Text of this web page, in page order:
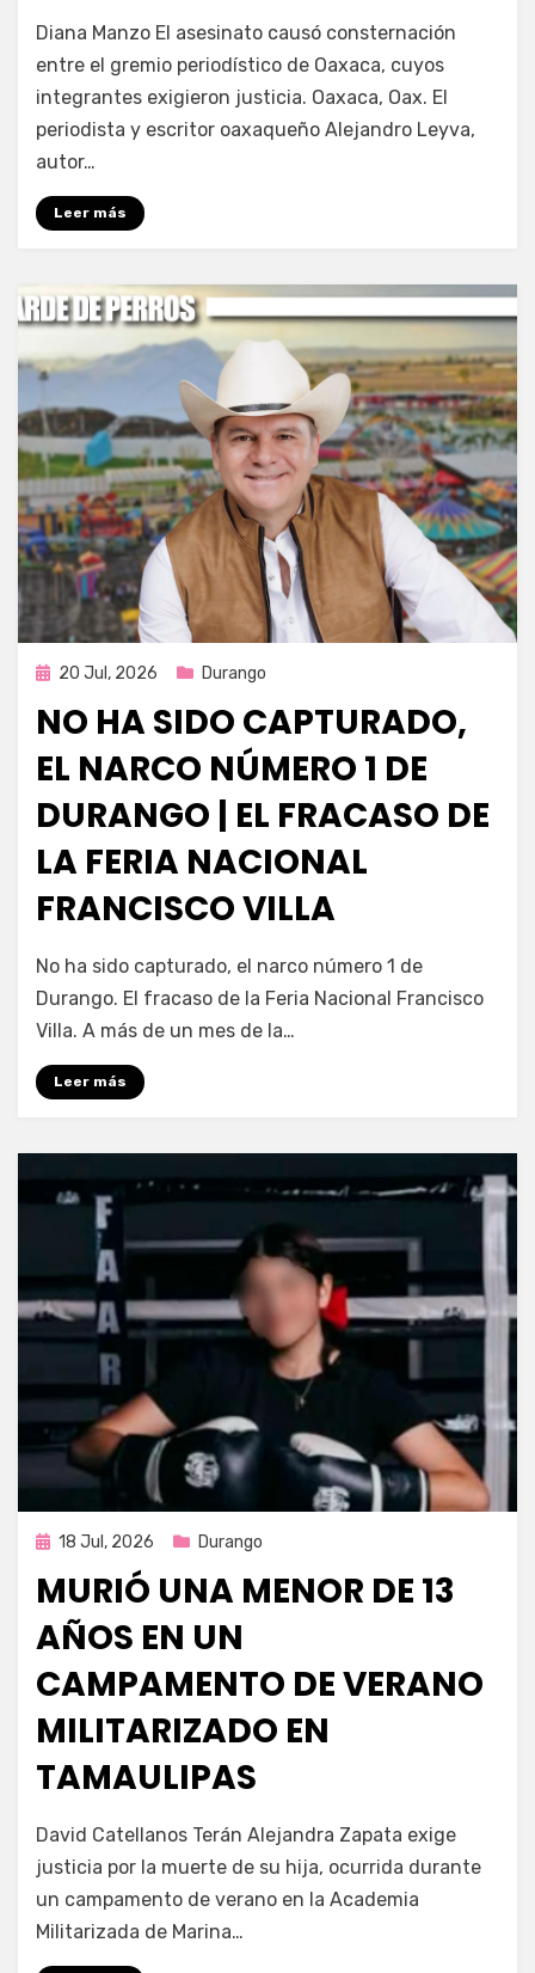
Fernando Miranda Servín
Diana Manzo El asesinato causó consternación
entre el gremio periodístico de Oaxaca, cuyos
integrantes exigieron justicia. Oaxaca, Oax. El
periodista y escritor oaxaqueño Alejandro Leyva,
autor…
Leer más
Publicada
20 Jul, 2026 Durango
NO HA SIDO CAPTURADO,
EL NARCO NÚMERO 1 DE
DURANGO | EL FRACASO DE
LA FERIA NACIONAL
FRANCISCO VILLA
por Fernando Miranda Servín
No ha sido capturado, el narco número 1 de
Durango. El fracaso de la Feria Nacional Francisco
Villa. A más de un mes de la…
Leer más
Publicada
18 Jul, 2026 Durango
MURIÓ UNA MENOR DE 13
AÑOS EN UN
CAMPAMENTO DE VERANO
MILITARIZADO EN
TAMAULIPAS
por Fernando Miranda Servín
David Catellanos Terán Alejandra Zapata exige
justicia por la muerte de su hija, ocurrida durante
un campamento de verano en la Academia
Militarizada de Marina…